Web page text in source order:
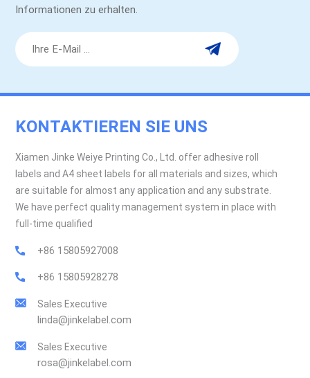
Informationen zu erhalten.
KONTAKTIEREN SIE UNS
Xiamen Jinke Weiye Printing Co., Ltd. offer adhesive roll
labels and A4 sheet labels for all materials and sizes, which
are suitable for almost any application and any substrate.
We have perfect quality management system in place with
full-time qualified
+86 15805927008
+86 15805928278
Sales Executive
linda@jinkelabel.com
Sales Executive
rosa@jinkelabel.com